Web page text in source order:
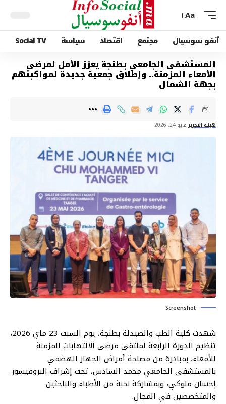
Aa
أنفو سوسيال مجتمع اقتصاد سياسة Social TV
المستشفى الجامعي بطنجة يعزز الأمل لمرضى
الأمعاء المزمنة.. وإطلاق جمعية جديدة لمواكبتهم
بجهة الشمال
هيئة التحرير مايو 24, 2026
Screenshot
شهدت كلية الطب والصيدلة بطنجة، يوم السبت 23 ماي 2026،
تنظيم الدورة الرابعة لملتقى مرضى الالتهابات المزمنة
للأمعاء، بمبادرة من مصلحة أمراض الجهاز الهضمي
بالمستشفى الجامعي محمد السادس، تحت إشراف البروفيسور
إحسان ملوكي، وبمشاركة نخبة من الأطباء والباحثين
والمتخصصين في المجال.